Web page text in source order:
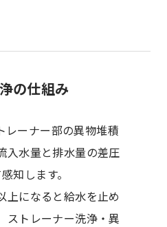
の仕組み
レーナー部の異物堆積
入水量と排水量の差圧
知します。
上になると給水を止め
ストレーナー洗浄・異